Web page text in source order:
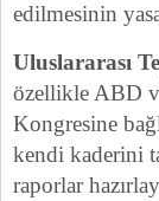
edilmesinin
Uluslararası
özellikle ABD
Kongresine
kendi kaderini
raporlar